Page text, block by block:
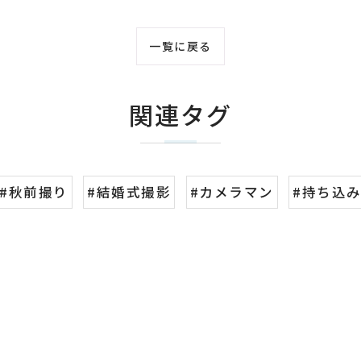
一覧に戻る
関連タグ
#秋前撮り #結婚式撮影 #カメラマン #持ち込み